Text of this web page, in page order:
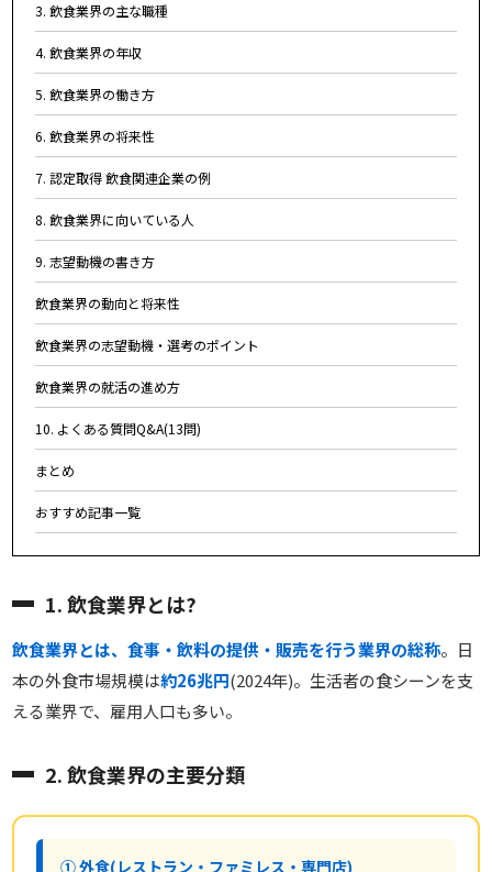
3. 飲食業界の主な職種
4. 飲食業界の年収
5. 飲食業界の働き方
6. 飲食業界の将来性
7. 認定取得 飲食関連企業の例
8. 飲食業界に向いている人
9. 志望動機の書き方
飲食業界の動向と将来性
飲食業界の志望動機・選考のポイント
飲食業界の就活の進め方
10. よくある質問Q&A(13問)
まとめ
おすすめ記事一覧
1. 飲食業界とは?
飲食業界とは、食事・飲料の提供・販売を行う業界の総称。日
本の外食市場規模は約26兆円(2024年)。生活者の食シーンを支
える業界で、雇用人口も多い。
2. 飲食業界の主要分類
① 外食(レストラン・ファミレス・専門店)